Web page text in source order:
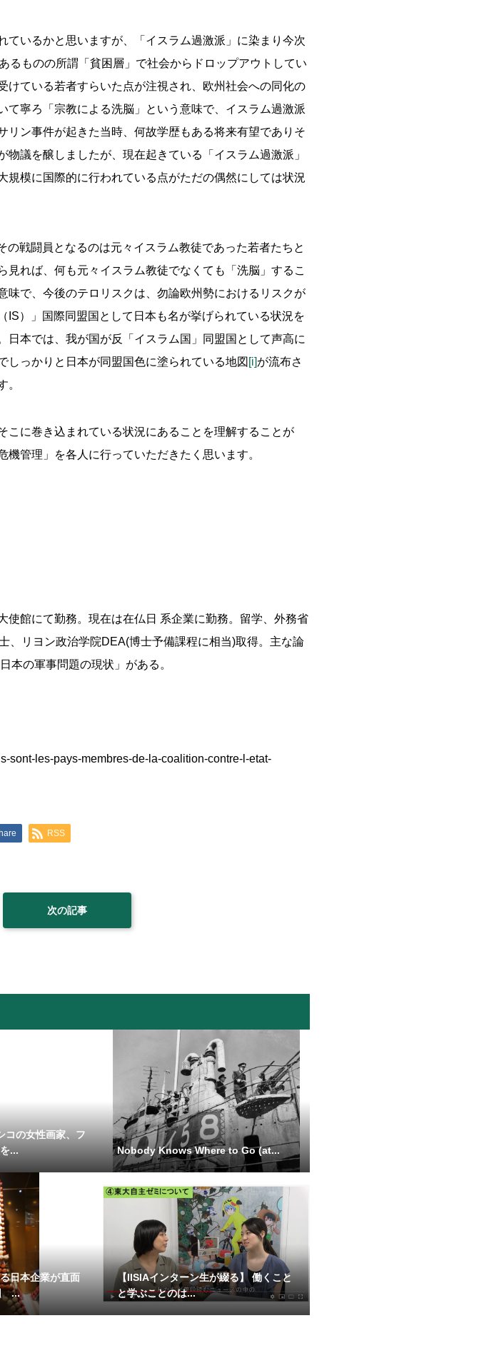
いるかと思いますが、「イスラム過激派」に染まり今次
るものの所謂「貧困層」で社会からドロップアウトしてい
けている若者すらいた点が注視され、欧州社会への同化の
寧ろ「宗教による洗脳」という意味で、イスラム過激派
ン事件が起きた当時、何故学歴もある将来有望でありそ
議を醸しましたが、現在起きている「イスラム過激派」
模に国際的に行われている点がただの偶然にしては状況
の戦闘員となるのは元々イスラム教徒であった若者たちと
れば、何も元々イスラム教徒でなくても「洗脳」するこ
味で、今後のテロリスクは、勿論欧州勢におけるリスクが
）」国際同盟国として日本も名が挙げられている状況を
本では、我が国が反「イスラム国」同盟国として声高に
っかりと日本が同盟国色に塗られている地図 [i]が流布さ
。
こに巻き込まれている状況にあることを理解することが
管理」を各人に行っていただきたく思います。
館にて勤務。現在は在仏日 系企業に勤務。留学、外務省
、リヨン政治学院DEA(博士予備課程に相当)取得。主な論
本の軍事問題の現状」がある。
sont-les-pays-membres-de-la-coalition-contre-l-etat-
RSS
次の記事
コの女性画家、フ
...
Nobody Knows Where to Go (at...
日本企業が直面
...
【IISIAインターン生が綴る】 働くこと
と学ぶことのは...